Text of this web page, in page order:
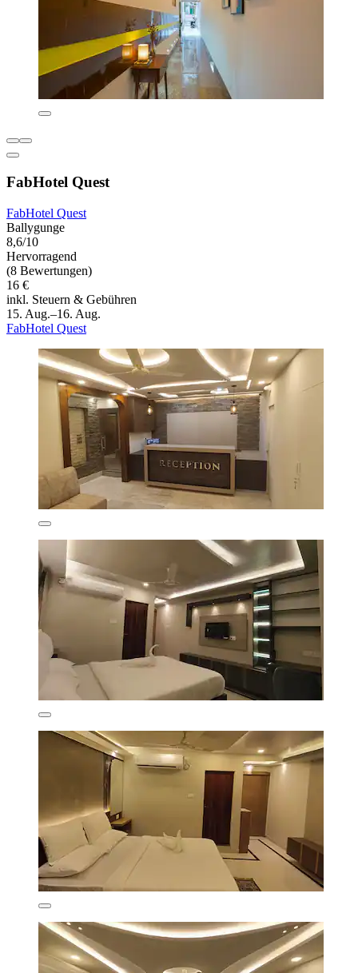
FabHotel Quest
FabHotel Quest
Ballygunge
8,6/10
Hervorragend
(8 Bewertungen)
16 €
inkl. Steuern & Gebühren
15. Aug.–16. Aug.
FabHotel Quest